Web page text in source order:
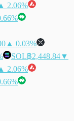
2.06%
▲ 0.03%
SOL฿2,448.84▼
2.06%